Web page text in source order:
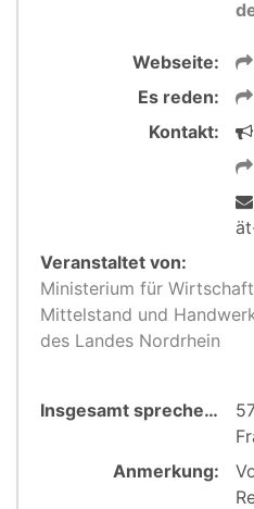
Webseite:
Es reden:
Kontakt:
Veranstaltet von:
Ministerium für
Mittelstand und
des Landes Nordrhein
Insgesamt sprechen:
Anmerkung: